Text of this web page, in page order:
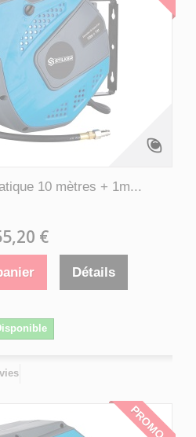
10 mètres + 1m...
€
Détails
PROMO !